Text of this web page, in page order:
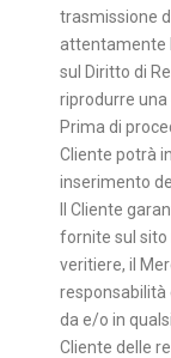
trasmissione
attentamente
sul Diritto di
riprodurre una
Prima di
Cliente potrà
inserimento
Il Cliente
fornite sul sito
veritiere, il
responsabilità
da e/o in
Cliente delle